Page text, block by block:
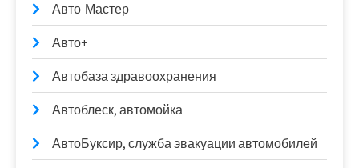
Авто-Мастер
Авто+
Автобаза здравоохранения
Автоблеск, автомойка
АвтоБуксир, служба эвакуации автомобилей